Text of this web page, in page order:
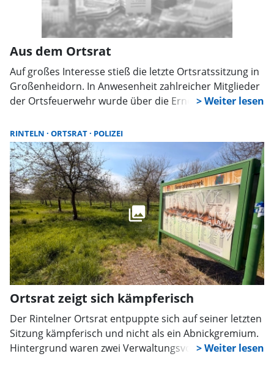
Aus dem Ortsrat
Auf großes Interesse stieß die letzte Ortsratssitzung in
Großenheidorn. In Anwesenheit zahlreicher Mitglieder
der Ortsfeuerwehr wurde über die Ernennung des
Florian Kauke und Ruven Rintelmann, beraten. Nach 18
Jahren gibt Thomas Sadocco sein Amt ab.„Der Ortsrat
freut sich, dass mit den neuen Ortsbrandmeistern der
Generationswechsel erfolgreich absolviert wird“, so
Ortsbürgermeister Martin Ehlerding (SPD).
RINTELN ORTSRAT POLIZEI
Ortsrat zeigt sich kämpferisch
Der Rintelner Ortsrat entpuppte sich auf seiner letzten
Sitzung kämpferisch und nicht als ein Abnickgremium.
Hintergrund waren zwei Verwaltungsvorlagen, die zum